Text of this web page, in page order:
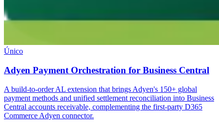
Único
Adyen Payment Orchestration for Business Central
A build-to-order AL extension that brings Adyen's 150+ global
payment methods and unified settlement reconciliation into Business
Central accounts receivable, complementing the first-party D365
Commerce Adyen connector.